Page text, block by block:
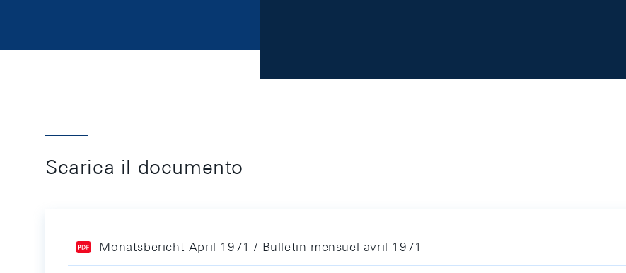
Scarica il documento
Monatsbericht April 1971 / Bulletin mensuel avril 1971